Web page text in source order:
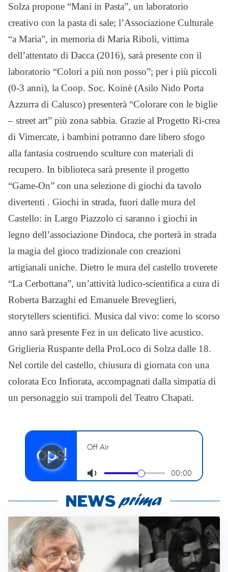
Solza propone “Mani in Pasta”, un laboratorio
creativo con la pasta di sale; l’Associazione Culturale
“a Maria”, in memoria di Maria Riboli, vittima
dell’attentato di Dacca (2016), sarà presente con il
laboratorio “Colori a più non posso”; per i più piccoli
(0-3 anni), la Coop. Soc. Koinè (Asilo Nido Porta
Azzurra di Calusco) presenterà “Colorare con le biglie
– street art” più zona sabbia. Grazie al Progetto Ri-crea
di Vimercate, i bambini potranno dare libero sfogo
alla fantasia costruendo sculture con materiali di
recupero. In biblioteca sarà presente il progetto
“Game-On” con una selezione di giochi da tavolo
divertenti . Giochi in strada, fuori dalle mura del
Castello: in Largo Piazzolo ci saranno i giochi in
legno dell’associazione Dindoca, che porterà in strada
la magia del gioco tradizionale con creazioni
artigianali uniche. Dietro le mura del castello troverete
“La Cerbottana”, un’attività ludico-scientifica a cura di
Roberta Barzaghi ed Emanuele Breveglieri,
storytellers scientifici. Musica dal vivo: come lo scorso
anno sarà presente Fez in un delicato live acustico.
Griglieria Ruspante della ProLoco di Solza dalle 18.
Nel cortile del castello, chiusura di giornata con una
colorata Eco Infiorata, accompagnati dalla simpatia di
un personaggio sui trampoli del Teatro Chapati.